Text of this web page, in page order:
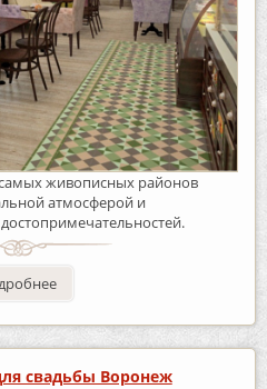
живописных районов
атмосферой и
свадьбы Воронеж